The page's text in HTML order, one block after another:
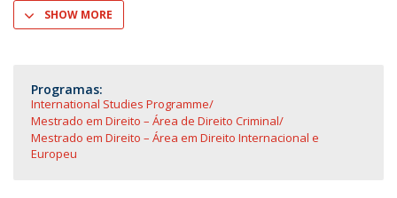
SHOW MORE
Programas:
International Studies Programme
Mestrado em Direito – Área de Direito Criminal
Mestrado em Direito – Área em Direito Internacional e
Europeu